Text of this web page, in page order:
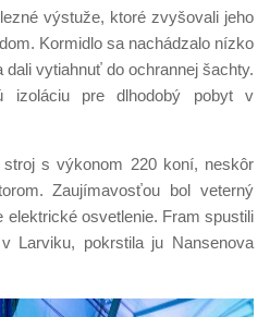
výstuže, ktoré zvyšovali jeho
Kormidlo sa nachádzalo nízko
vytiahnuť do ochrannej šachty.
izoláciu pre dlhodobý pobyt v
stroj s výkonom 220 koní, neskôr
Zaujímavosťou bol veterný
elektrické osvetlenie. Fram spustili
Larviku, pokrstila ju Nansenova